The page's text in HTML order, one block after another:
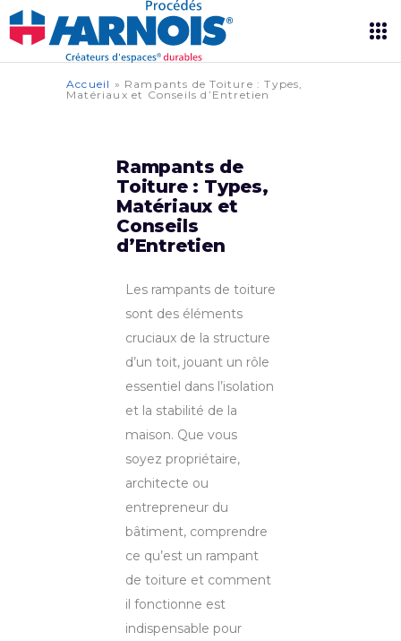
Accueil » Rampants de Toiture : Types,
Matériaux et Conseils d’Entretien
Rampants de
Toiture : Types,
Matériaux et
Conseils
d’Entretien
Les rampants de toiture
sont des éléments
cruciaux de la structure
d’un toit, jouant un rôle
essentiel dans l’isolation
et la stabilité de la
maison. Que vous
soyez propriétaire,
architecte ou
entrepreneur du
bâtiment, comprendre
ce qu’est un rampant
de toiture et comment
il fonctionne est
indispensable pour